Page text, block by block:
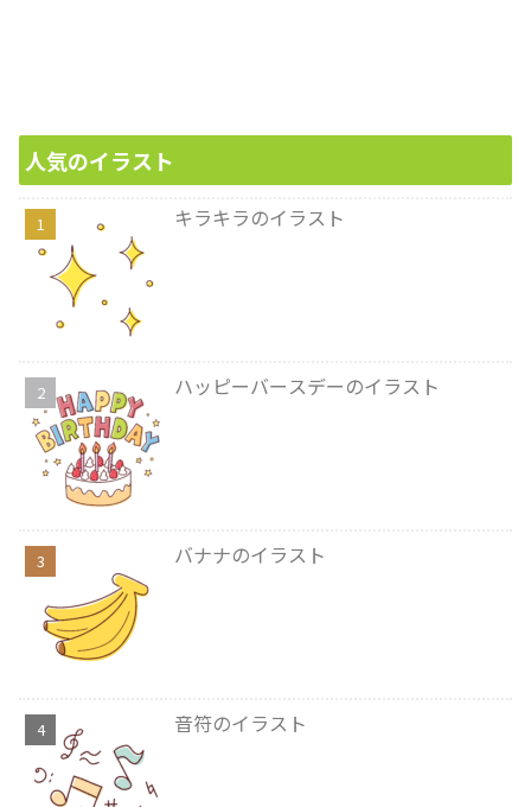
人気のイラスト
キラキラのイラスト
ハッピーバースデーのイラスト
バナナのイラスト
音符のイラスト